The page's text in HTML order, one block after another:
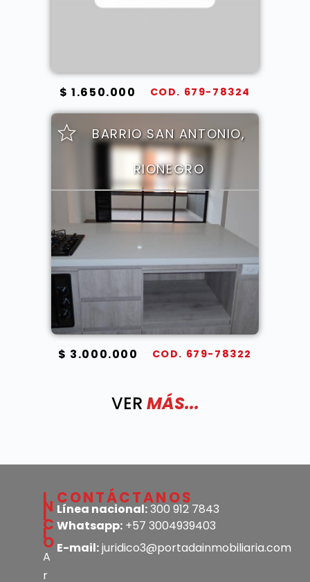
$ 1.650.000 COD. 679-78324
BARRIO SAN ANTONIO,
RIONEGRO
$ 3.000.000 COD. 679-78322
VER MÁS...
IN
I
C
I
O
A
r
CONTÁCTANOS
Línea nacional:300 912 7843
Whatsapp: +57 3004939403
E-mail:juridico3@portadainmobiliaria.com